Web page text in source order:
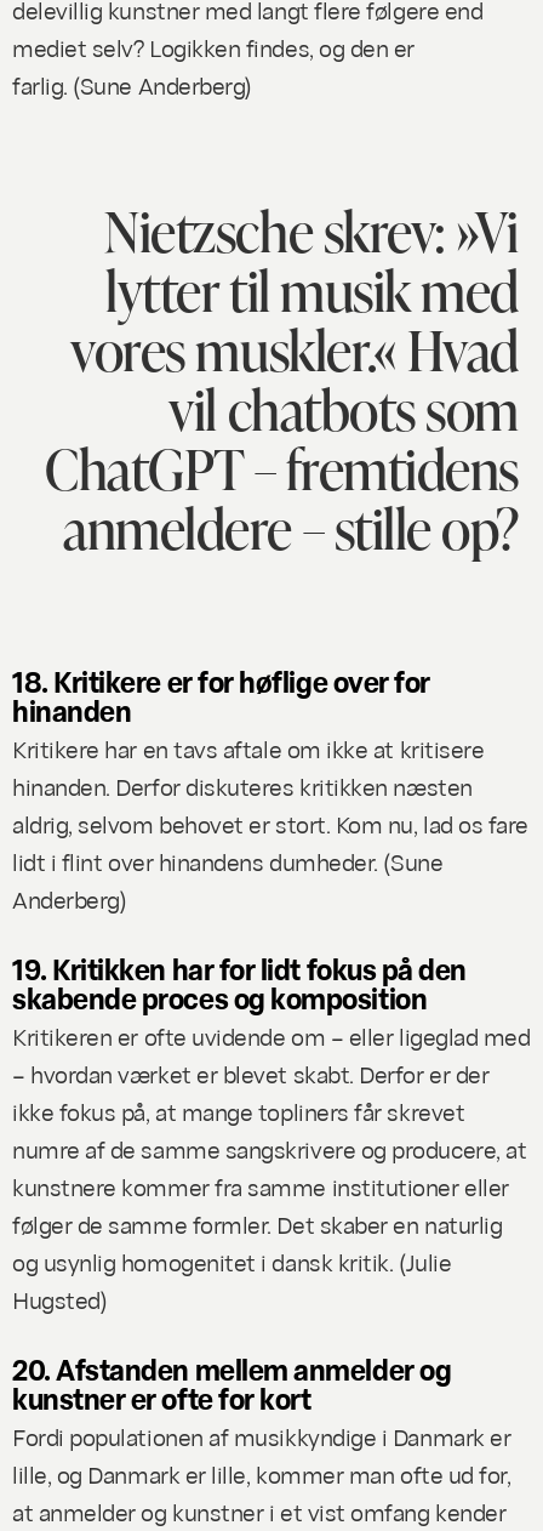
delevillig kunstner med langt flere følgere end
mediet selv? Logikken findes, og den er
farlig. (Sune Anderberg)
Nietzsche skrev: »Vi
lytter til musik med
vores muskler.« Hvad
vil chatbots som
ChatGPT – fremtidens
anmeldere – stille op?
18. Kritikere er for høflige over for
hinanden
Kritikere har en tavs aftale om ikke at kritisere
hinanden. Derfor diskuteres kritikken næsten
aldrig, selvom behovet er stort. Kom nu, lad os fare
lidt i flint over hinandens dumheder. (Sune
Anderberg)
19. Kritikken har for lidt fokus på den
skabende proces og komposition
Kritikeren er ofte uvidende om – eller ligeglad med
– hvordan værket er blevet skabt. Derfor er der
ikke fokus på, at mange topliners får skrevet
numre af de samme sangskrivere og producere, at
kunstnere kommer fra samme institutioner eller
følger de samme formler. Det skaber en naturlig
og usynlig homogenitet i dansk kritik. (Julie
Hugsted)
20. Afstanden mellem anmelder og
kunstner er ofte for kort
Fordi populationen af musikkyndige i Danmark er
lille, og Danmark er lille, kommer man ofte ud for,
at anmelder og kunstner i et vist omfang kender